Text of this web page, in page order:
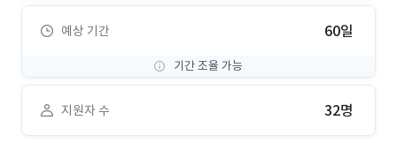
예상 기간 60일
기간 조율 가능
지원자 수 32명